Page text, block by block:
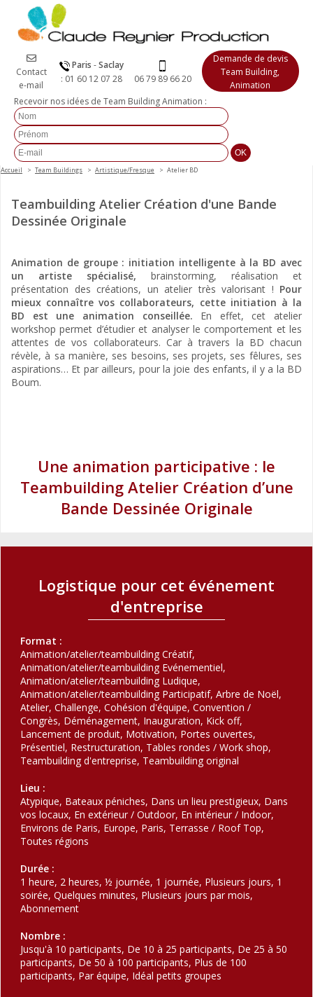
Contact
e-mail
Paris -Saclay
: 01 60 12 07 28 06 79 89 66 20
Demande de devis
Team Building,
Animation
Recevoir nos idées de Team Building Animation :
Accueil Team Buildings Artistique/Fresque Atelier BD
Teambuilding Atelier Création d'une Bande
Dessinée Originale
Animation de groupe : initiation intelligente à la BD avec
un artiste spécialisé, brainstorming, réalisation et
présentation des créations, un atelier très valorisant ! Pour
mieux connaître vos collaborateurs, cette initiation à la
BD est une animation conseillée. En effet, cet atelier
workshop permet d’étudier et analyser le comportement et les
attentes de vos collaborateurs. Car à travers la BD chacun
révèle, à sa manière, ses besoins, ses projets, ses fêlures, ses
aspirations… Et par ailleurs, pour la joie des enfants, il y a la BD
Boum.
Une animation participative : le
Teambuilding Atelier Création d’une
Bande Dessinée Originale
Logistique pour cet événement
d'entreprise
Format :
Animation/atelier/teambuilding Créatif,
Animation/atelier/teambuilding Evénementiel,
Animation/atelier/teambuilding Ludique,
Animation/atelier/teambuilding Participatif, Arbre de Noël,
Atelier, Challenge, Cohésion d'équipe, Convention /
Congrès, Déménagement, Inauguration, Kick off,
Lancement de produit, Motivation, Portes ouvertes,
Présentiel, Restructuration, Tables rondes / Work shop,
Teambuilding d'entreprise, Teambuilding original
Lieu :
Atypique, Bateaux péniches, Dans un lieu prestigieux, Dans
vos locaux, En extérieur / Outdoor, En intérieur / Indoor,
Environs de Paris, Europe, Paris, Terrasse / Roof Top,
Toutes régions
Durée :
1 heure, 2 heures, ½ journée, 1 journée, Plusieurs jours, 1
soirée, Quelques minutes, Plusieurs jours par mois,
Abonnement
Nombre :
Jusqu'à 10 participants, De 10 à 25 participants, De 25 à 50
participants, De 50 à 100 participants, Plus de 100
participants, Par équipe, Idéal petits groupes